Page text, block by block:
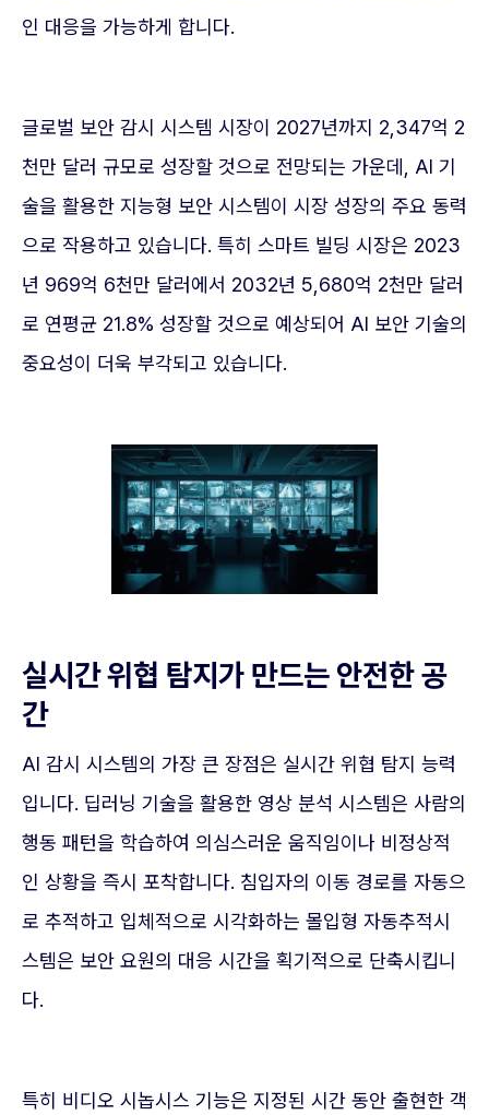
인 대응을 가능하게 합니다.
글로벌 보안 감시 시스템 시장이 2027년까지 2,347억 2
천만 달러 규모로 성장할 것으로 전망되는 가운데, AI 기
술을 활용한 지능형 보안 시스템이 시장 성장의 주요 동력
으로 작용하고 있습니다. 특히 스마트 빌딩 시장은 2023
년 969억 6천만 달러에서 2032년 5,680억 2천만 달러
로 연평균 21.8% 성장할 것으로 예상되어 AI 보안 기술의
중요성이 더욱 부각되고 있습니다.
실시간 위협 탐지가 만드는 안전한 공
간
AI 감시 시스템의 가장 큰 장점은 실시간 위협 탐지 능력
입니다. 딥러닝 기술을 활용한 영상 분석 시스템은 사람의
행동 패턴을 학습하여 의심스러운 움직임이나 비정상적
인 상황을 즉시 포착합니다. 침입자의 이동 경로를 자동으
로 추적하고 입체적으로 시각화하는 몰입형 자동추적시
스템은 보안 요원의 대응 시간을 획기적으로 단축시킵니
다.
특히 비디오 시놉시스 기능은 지정된 시간 동안 출현한 객